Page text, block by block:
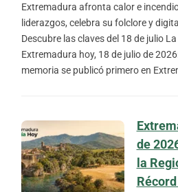
Extremadura afronta calor e
liderazgos, celebra su folclore y
Descubre las claves del 18 de julio
Extremadura hoy, 18 de julio de
memoria se publicó primero en
de
la